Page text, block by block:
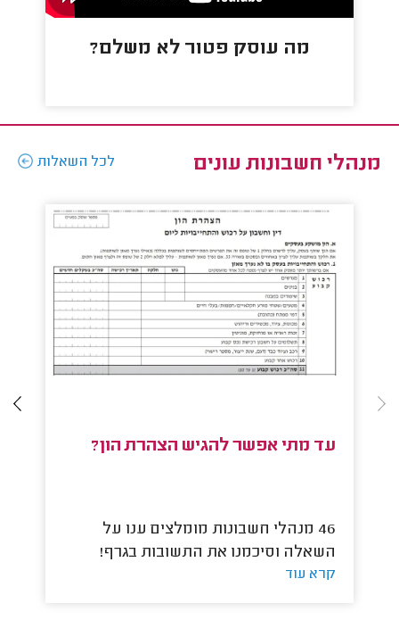
מה עוסק פטור לא משלם?
מנהלי חשבונות עונים לכל השאלות
עד מתי אפשר להגיש הצהרת הון?
46 מנהלי חשבונות מומלצים ענו על
השאלה וסיכמנו את התשובות בגרף!
קרא עוד